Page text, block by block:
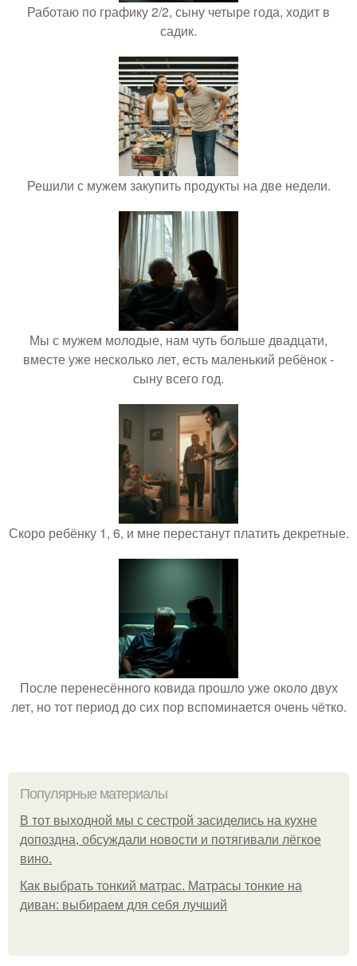
Работаю по графику 2/2, сыну четыре года, ходит в
садик.
Решили с мужем закупить продукты на две недели.
Мы с мужем молодые, нам чуть больше двадцати,
вместе уже несколько лет, есть маленький ребёнок -
сыну всего год.
Скоро ребёнку 1, 6, и мне перестанут платить декретные.
После перенесённого ковида прошло уже около двух
лет, но тот период до сих пор вспоминается очень чётко.
Популярные материалы
В тот выходной мы с сестрой засиделись на кухне
допоздна, обсуждали новости и потягивали лёгкое
вино.
Как выбрать тонкий матрас. Матрасы тонкие на
диван: выбираем для себя лучший